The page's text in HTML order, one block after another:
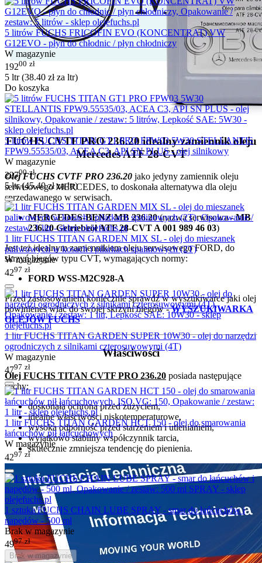
FUCHS CVTF PRO 236.20 idealny zamiennik oleju
Mercedes ATF 28-CVT
Olej FUCHS CVTF PRO 236.20 jako jedyny zamiennik oleju
serwisowego MERCEDES, to doskonała alternatywa dla oleju
sprzedawanego w serwisach.
MERCEDES-BENZ MB 236.20(nazwa serwisowa- MB
236.20 Getriebeöl ATF 28-CVT A 001 989 46 03)
Jest też idealnym zamiennikiem oleju serwisowego FORD, do
skrzyń biegów typu CVT, wymagających normy:
FORD WSS-M2C928-A
Przed zastosowaniem koniecznie sprawdź w wyszukiwarce jaki olej
powinieneś wlać do swojej skrzyni biegów-WYSZUKIWARKA
OLEJÓW FUCHS
Właściwości
Olej FUCHS TITAN CVTF PRO 236.20 posiada następujące
cechy:
doskonała ochrona przed zużyciem,
idealne właściwości niskotemperaturowe,
wysoka odporność przed starzeniem i utlenianiem,
wyjątkowo stabilny współczynnik tarcia,
skutecznie zmniejsza tendencję do pienienia.
5 litrów FUCHS FRICOFIN EVO (KONCENTRAT) VW
G12EVO - płyn do chłodnic / płyn chłodniczy
W magazynie
19200 zł
5 ltr (38.40 złza ltr)
Do koszyka
5 litrów FUCHS TITAN GT1 PRO FPW03 5W30 STELLANTIS
FPW9.55535/03, ACEA C3, API SN PLUS - olej silnikowy
W magazynie
22700 zł
5 ltr (45.40złza ltr)
1 litr FUCHS TITAN GARDEN MIX SL - olej do mieszanek
paliwowych w kosach i pilarkach spalinowych (2T)
W magazynie
4297 zł
1 litr FUCHS TITAN GARDEN SUPER 10W30 - olej do narzędzi
ogrodniczych z silnikami czterosuwowymi (4T)
W magazynie
4797 zł
1 litr FUCHS TITAN GARDEN HCT 150 - olej do smarowania
łańcuchów pił łańcuchowych
W magazynie
4297 zł
1 sztuka FUCHS CHAIN LUBE SPRAY - smar do łańcuchów i
napędów - 500 ml
Brak w magazynie
4997 zł
Brak w magazynie